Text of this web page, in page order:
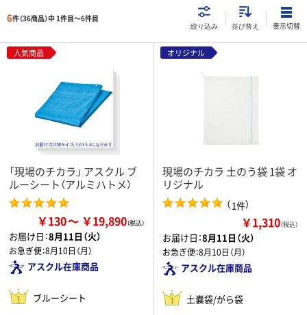
6件（36商品）中 1件目～6件目
絞り込み 並び替え 表示切替
人気商品
「現場のチカラ」 アスクル ブ
ルーシート（アルミハトメ）
￥130 ￥19,890
お届け日：8月11日（火）
お急ぎ便：8月10日（月）
アスクル在庫商品
ブルーシート
オリジナル
現場のチカラ 土のう袋 1袋 オ
リジナル
（1件）
￥1,310（税込）
お届け日：8月11日（火）
お急ぎ便：8月10日（月）
アスクル在庫商品
土嚢袋/がら袋